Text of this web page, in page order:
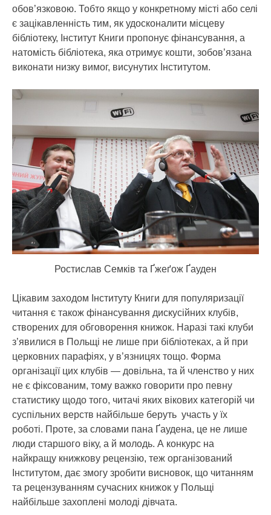
обов’язковою. Тобто якщо у конкретному місті або селі
є зацікавленність тим, як удосконалити місцеву
бібліотеку, Інститут Книги пропонує фінансування, а
натомість бібліотека, яка отримує кошти, зобов’язана
виконати низку вимог, висунутих Інститутом.
Ростислав Семків та Ґжеґож Ґауден
Цікавим заходом Інституту Книги для популяризації
читання є також фінансування дискусійних клубів,
створених для обговорення книжок. Наразі такі клуби
з’явилися в Польщі не лише при бібліотеках, а й при
церковних парафіях, у в’язницях тощо. Форма
організації цих клубів — довільна, та й членство у них
не є фіксованим, тому важко говорити про певну
статистику щодо того, читачі яких вікових категорій чи
суспільних верств найбільше беруть участь у їх
роботі. Проте, за словами пана Ґаудена, це не лише
люди старшого віку, а й молодь. А конкурс на
найкращу книжкову рецензію, теж організований
Інститутом, дає змогу зробити висновок, що читанням
та рецензуванням сучасних книжок у Польщі
найбільше захоплені молоді дівчата.